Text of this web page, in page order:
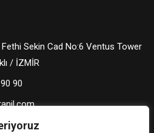
Sekin Cad No:6 Ventus Tower
/ İZMİR
90